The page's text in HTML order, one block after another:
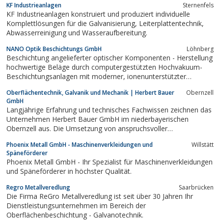
KF Industrieanlagen Sternenfels
KF Industrieanlagen konstruiert und produziert individuelle
Komplettlösungen für die Galvanisierung, Leiterplattentechnik,
Abwasserreinigung und Wasseraufbereitung.
NANO Optik Beschichtungs GmbH Löhnberg
Beschichtung angelieferter optischer Komponenten - Herstellung
hochwertige Beläge durch computergestützten Hochvakuum-
Beschichtungsanlagen mit moderner, ionenunterstützter
Oberflächentechnik, Galvanik und Mechanik | Herbert Bauer
GmbH
Obernzell
Langjährige Erfahrung und technisches Fachwissen zeichnen das
Unternehmen Herbert Bauer GmbH im niederbayerischen
Obernzell aus. Die Umsetzung von anspruchsvoller
wird durch das qualifizierte Mitarbeiterteam und die ständige
Qualitätskontrolle ermöglicht. Daneben wird auf...
Phoenix Metall GmbH - Maschinenverkleidungen und
Späneförderer
Willstätt
Phoenix Metall GmbH - Ihr Spezialist für Maschinenverkleidungen
und Späneförderer in höchster Qualität.
Regro Metallveredlung Saarbrücken
Die Firma ReGro Metallveredlung ist seit über 30 Jahren Ihr
Dienstleistungsunternehmen im Bereich der
Oberflächenbeschichtung - Galvanotechnik.